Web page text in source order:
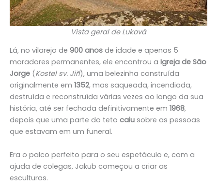
Vista geral de Luková
Lá, no vilarejo de 900 anos de idade e apenas 5
moradores permanentes, ele encontrou a Igreja de São
Jorge (Kostel sv. Jiří), uma belezinha construída
originalmente em 1352, mas saqueada, incendiada,
destruída e reconstruída várias vezes ao longo da sua
história, até ser fechada definitivamente em 1968,
depois que uma parte do teto caiu sobre as pessoas
que estavam em um funeral.
Era o palco perfeito para o seu espetáculo e, com a
ajuda de colegas, Jakub começou a criar as
esculturas.